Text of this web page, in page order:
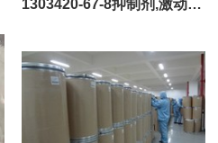
1303420-67-8抑制剂,激动剂,